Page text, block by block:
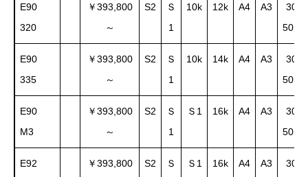
E90
320
￥393,800
～
S2
Ｓ
1
10k 12k A4 A3
30～
E90
335
￥393,800
～
S2
Ｓ
1
10k 14k A4 A3
30～
E90
M3
￥393,800
～
S2
Ｓ
1
Ｓ1 16k A4 A3
30～
E92
￥393,800 S2
Ｓ
Ｓ1 16k A4 A3
30～